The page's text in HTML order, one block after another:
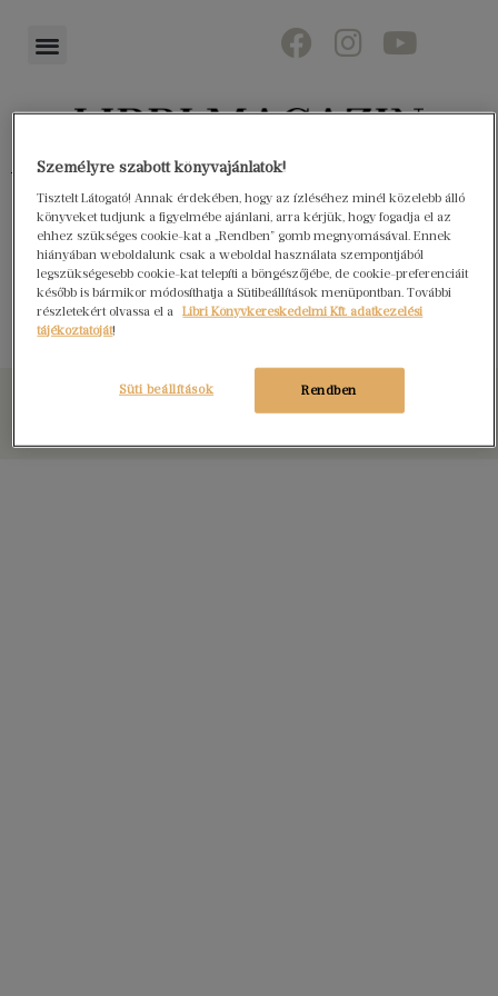
Könyvektől az olvasókig
Minden elmúlt nyár
Személyre szabott könyvajánlatok!
Tisztelt Látogató! Annak érdekében, hogy az ízléséhez minél közelebb álló
könyveket tudjunk a figyelmébe ajánlani, arra kérjük, hogy fogadja el az
ehhez szükséges cookie-kat a „Rendben” gomb megnyomásával. Ennek
hiányában weboldalunk csak a weboldal használata szempontjából
legszükségesebb cookie-kat telepíti a böngészőjébe, de cookie-preferenciáit
később is bármikor módosíthatja a Sütibeállítások menüpontban. További
részletekért olvassa el a
Libri Könyvkereskedelmi Kft. adatkezelési
tájékoztatóját!
Rendben
Süti beállítások